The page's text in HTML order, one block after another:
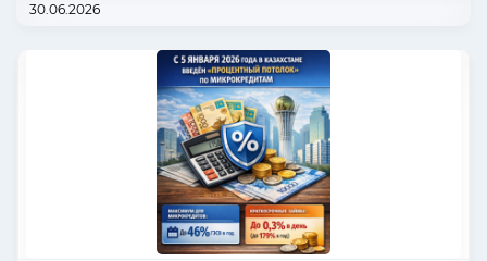
30.06.2026